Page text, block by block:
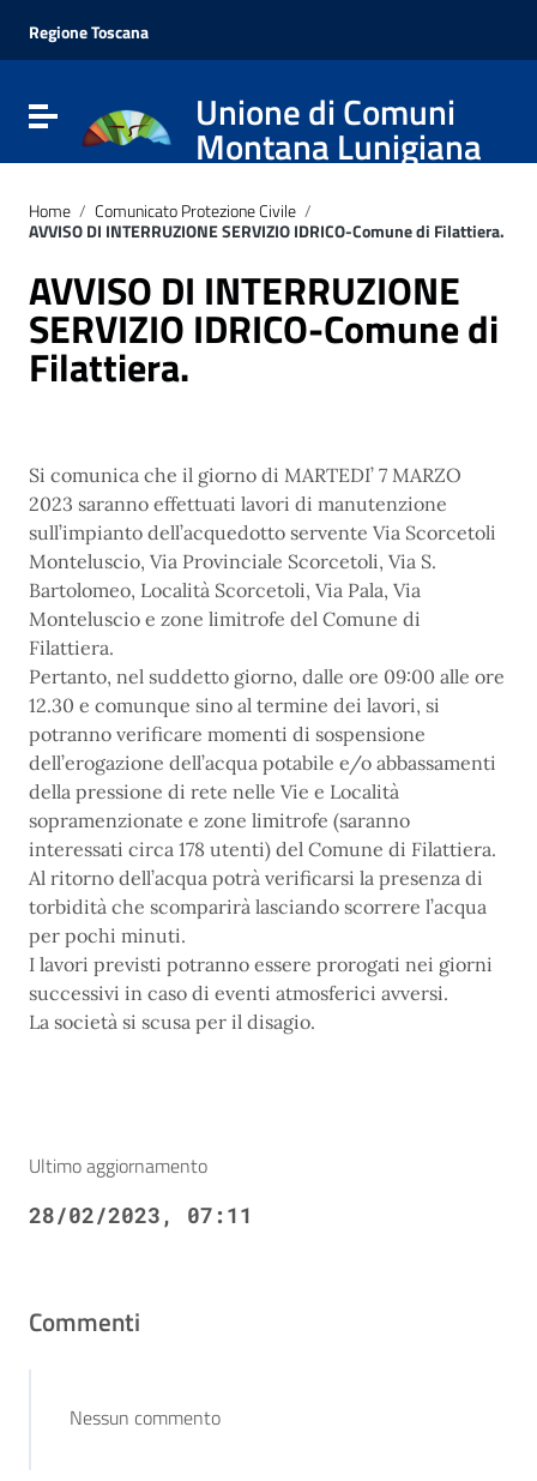
Vai al menu di navigazione
Vai al footer
Regione Toscana
Attiva / disattiva la navigazioneUnione di Comuni
Montana Lunigiana
Home / Comunicato Protezione Civile /
AVVISO DI INTERRUZIONE SERVIZIO IDRICO-Comune di Filattiera.
AVVISO DI INTERRUZIONE
SERVIZIO IDRICO-Comune di
Filattiera.
Si comunica che il giorno di MARTEDI’ 7 MARZO
2023 saranno effettuati lavori di manutenzione
sull’impianto dell’acquedotto servente Via Scorcetoli
Monteluscio, Via Provinciale Scorcetoli, Via S.
Bartolomeo, Località Scorcetoli, Via Pala, Via
Monteluscio e zone limitrofe del Comune di
Filattiera.
Pertanto, nel suddetto giorno, dalle ore 09:00 alle ore
12.30 e comunque sino al termine dei lavori, si
potranno verificare momenti di sospensione
dell’erogazione dell’acqua potabile e/o abbassamenti
della pressione di rete nelle Vie e Località
sopramenzionate e zone limitrofe (saranno
interessati circa 178 utenti) del Comune di Filattiera.
Al ritorno dell’acqua potrà verificarsi la presenza di
torbidità che scomparirà lasciando scorrere l’acqua
per pochi minuti.
I lavori previsti potranno essere prorogati nei giorni
successivi in caso di eventi atmosferici avversi.
La società si scusa per il disagio.
Ultimo aggiornamento
28/02/2023, 07:11
Commenti
Nessun commento